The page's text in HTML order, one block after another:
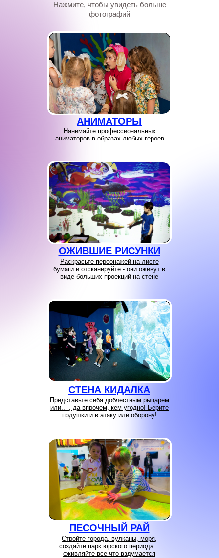
Нажмите, чтобы увидеть больше
фотографий
АНИМАТОРЫ
ОЖИВШИЕ РИСУНКИ
СТЕНА КИДАЛКА
ПЕСОЧНЫЙ РАЙ
Стройте города, вулканы, моря,
создайте парк юрского периода...
оживляйте все что вздумается
Нанимайте профессиональных
аниматоров в образах любых героев
Раскрасьте персонажей на листе
бумаги и отсканируйте - они оживут в
виде больших проекций на стене
Представьте себя доблестным рыцарем
или... , да впрочем, кем угодно! Берите
подушки и в атаку или оборону!